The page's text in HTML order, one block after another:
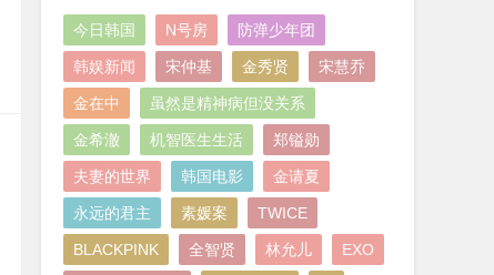
今日韩国 N号房 防弹少年团
韩娱新闻 宋仲基 金秀贤 宋慧乔
金在中 虽然是精神病但没关系
金希澈 机智医生生活 郑镒勋
夫妻的世界 韩国电影 金请夏
永远的君主 素媛案 TWICE
BLACKPINK 全智贤 林允儿 EXO